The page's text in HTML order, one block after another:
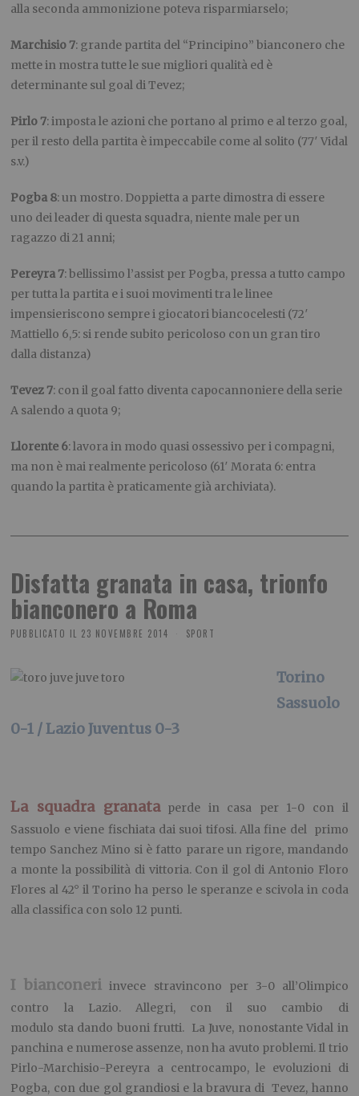
alla seconda ammonizione poteva risparmiarselo;
Marchisio 7: grande partita del “Principino” bianconero che
mette in mostra tutte le sue migliori qualità ed è
determinante sul goal di Tevez;
Pirlo 7: imposta le azioni che portano al primo e al terzo goal,
per il resto della partita è impeccabile come al solito (77′ Vidal
s.v.)
Pogba 8: un mostro. Doppietta a parte dimostra di essere
uno dei leader di questa squadra, niente male per un
ragazzo di 21 anni;
Pereyra 7: bellissimo l’assist per Pogba, pressa a tutto campo
per tutta la partita e i suoi movimenti tra le linee
impensieriscono sempre i giocatori biancocelesti (72′
Mattiello 6,5: si rende subito pericoloso con un gran tiro
dalla distanza)
Tevez 7: con il goal fatto diventa capocannoniere della serie
A salendo a quota 9;
Llorente 6: lavora in modo quasi ossessivo per i compagni,
ma non è mai realmente pericoloso (61′ Morata 6: entra
quando la partita è praticamente già archiviata).
Disfatta granata in casa, trionfo
bianconero a Roma
PUBBLICATO IL 23 NOVEMBRE 2014 SPORT
Torino
Sassuolo
0-1 / Lazio Juventus 0-3
La squadra granata perde in casa per 1-0 con il
Sassuolo e viene fischiata dai suoi tifosi. Alla fine del primo
tempo Sanchez Mino si è fatto parare un rigore, mandando
a monte la possibilità di vittoria. Con il gol di Antonio Floro
Flores al 42° il Torino ha perso le speranze e scivola in coda
alla classifica con solo 12 punti.
I bianconeri invece stravincono per 3-0 all’Olimpico
contro la Lazio. Allegri, con il suo cambio di
modulo sta dando buoni frutti. La Juve, nonostante Vidal in
panchina e numerose assenze, non ha avuto problemi. Il trio
Pirlo-Marchisio-Pereyra a centrocampo, le evoluzioni di
Pogba, con due gol grandiosi e la bravura di Tevez, hanno